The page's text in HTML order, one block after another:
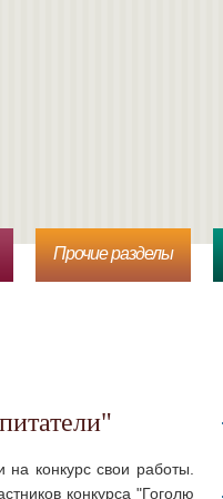
Прочие разделы
на конкурс свои работы.
конкурса "Гоголю